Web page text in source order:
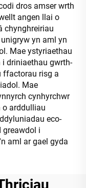
dros amser wrth
angen llai o
chynghreiriau
yn aml yn
Mae ystyriaethau
driniaethau gwrth-
ffactorau risg a
Mae
cynhyrchwr
arddulliau
eco-
greawdol i
aml ar gael gyda